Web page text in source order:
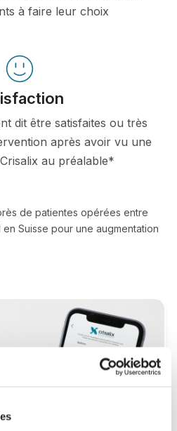
à faire leur choix
dit être satisfaites ou très
après avoir vu une
au préalable*
de patientes opérées entre
en Suisse pour une augmentation